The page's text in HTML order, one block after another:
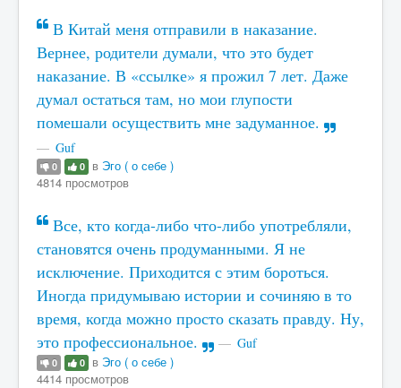
В Китай меня отправили в наказание.
Вернее, родители думали, что это будет
наказание. В «ссылке» я прожил 7 лет. Даже
думал остаться там, но мои глупости
помешали осуществить мне задуманное.
Guf
0 0 в Эго ( о себе )
4814 просмотров
Все, кто когда-либо что-либо употребляли,
становятся очень продуманными. Я не
исключение. Приходится с этим бороться.
Иногда придумываю истории и сочиняю в то
время, когда можно просто сказать правду. Ну,
это профессиональное.
Guf
0 0 в Эго ( о себе )
4414 просмотров